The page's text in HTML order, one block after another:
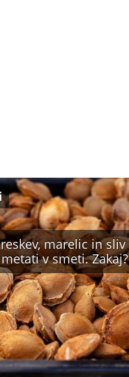
marelic in sliv
v smeti. Zakaj?